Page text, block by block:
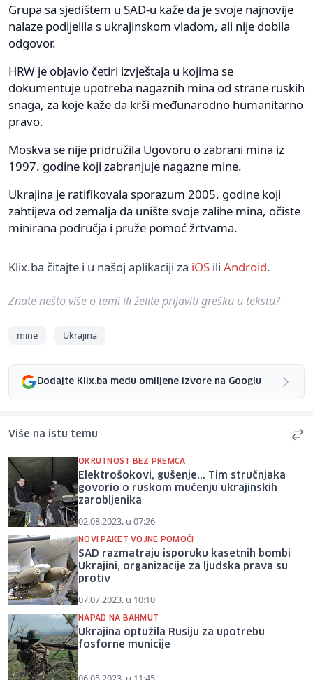
Grupa sa sjedištem u SAD-u kaže da je svoje najnovije
nalaze podijelila s ukrajinskom vladom, ali nije dobila
odgovor.
HRW je objavio četiri izvještaja u kojima se
dokumentuje upotreba nagaznih mina od strane ruskih
snaga, za koje kaže da krši međunarodno humanitarno
pravo.
Moskva se nije pridružila Ugovoru o zabrani mina iz
1997. godine koji zabranjuje nagazne mine.
Ukrajina je ratifikovala sporazum 2005. godine koji
zahtijeva od zemalja da unište svoje zalihe mina, očiste
minirana područja i pruže pomoć žrtvama.
Klix.ba čitajte i u našoj aplikaciji za iOS ili Android.
Znate nešto više o temi ili želite prijaviti grešku u tekstu?
mine Ukrajina
Dodajte Klix.ba među omiljene izvore na Googlu
Više na istu temu
OKRUTNOST BEZ PREMCA
Elektrošokovi, gušenje... Tim stručnjaka
govorio o ruskom mučenju ukrajinskih
zarobljenika
02.08.2023. u 07:26
NOVI PAKET VOJNE POMOĆI
SAD razmatraju isporuku kasetnih bombi
Ukrajini, organizacije za ljudska prava su
protiv
07.07.2023. u 10:10
NAPAD NA BAHMUT
Ukrajina optužila Rusiju za upotrebu
fosforne municije